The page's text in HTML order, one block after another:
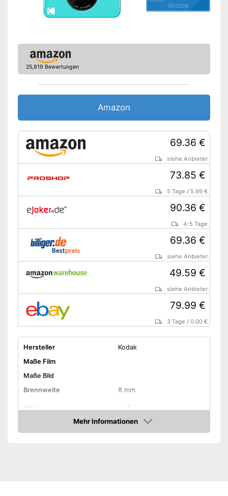
05/2026
25,919 Bewertungen
Amazon
69.36 €
siehe Anbieter
73.85 €
5 Tage / 5.99 €
90.36 €
4-5 Tage
69.36 €
siehe Anbieter
49.59 €
siehe Anbieter
79.99 €
3 Tage /0.00 €
Hersteller
Kodak
Maße Film
Maße Bild
Brennweite
8 mm
Blitz
Mehr Informationen
Amazon